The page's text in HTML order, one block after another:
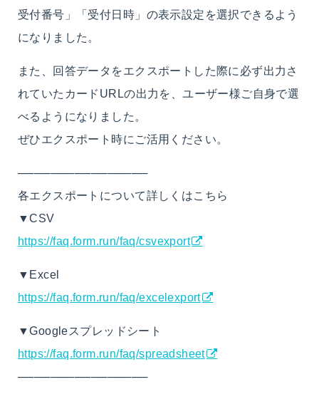
受付番号」「受付日時」の表示設定を選択できるよう
になりました。
また、回答データをエクスポートした際に必ず出力さ
れていたカードURLの出力を、ユーザー様ご自身で選
べるようになりました。
ぜひエクスポート時にご活用ください。
────────────────
各エクスポートについて詳しくはこちら
▼CSV
https://faq.form.run/faq/csvexport
▼Excel
https://faq.form.run/faq/excelexport
▼Googleスプレッドシート
https://faq.form.run/faq/spreadsheet
────────────────